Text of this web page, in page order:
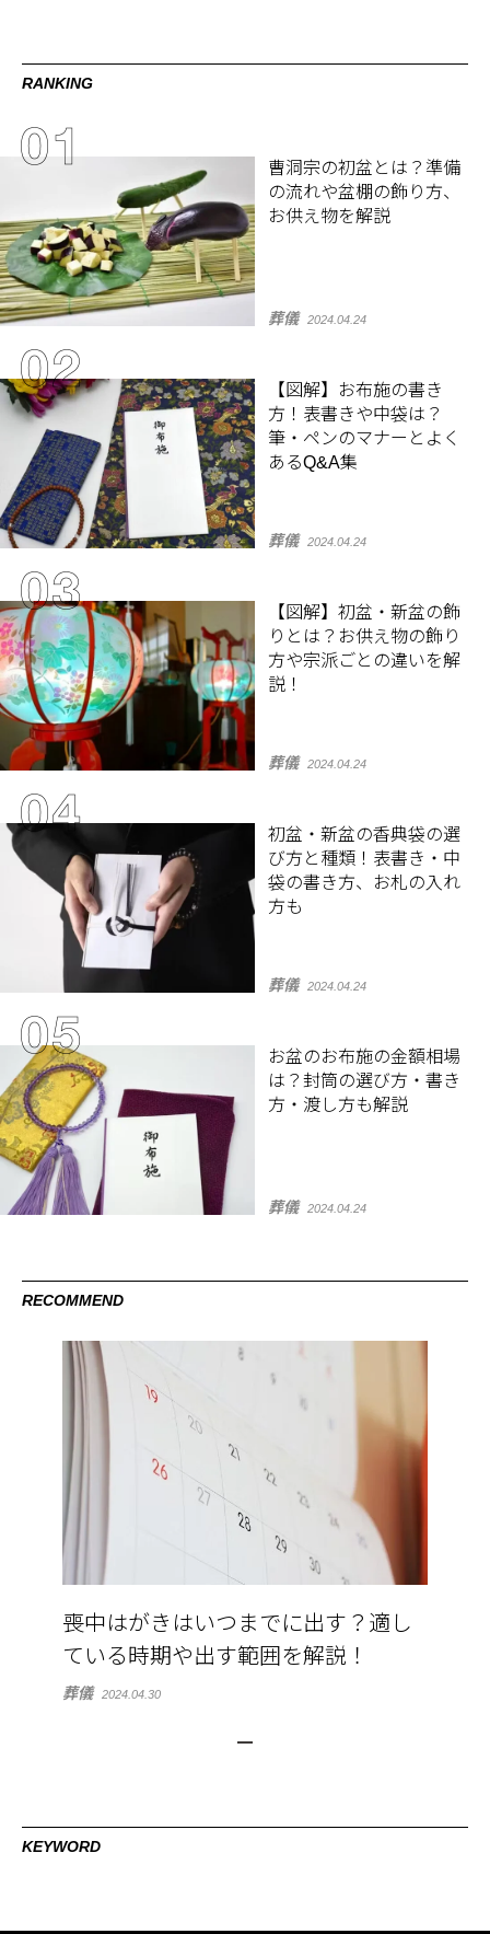
RANKING
曹洞宗の初盆とは？準備
の流れや盆棚の飾り方、
お供え物を解説
葬儀 2024.04.24
【図解】お布施の書き
方！表書きや中袋は？
筆・ペンのマナーとよく
あるQ&A集
葬儀 2024.04.24
【図解】初盆・新盆の飾
りとは？お供え物の飾り
方や宗派ごとの違いを解
説！
葬儀 2024.04.24
初盆・新盆の香典袋の選
び方と種類！表書き・中
袋の書き方、お札の入れ
方も
葬儀 2024.04.24
お盆のお布施の金額相場
は？封筒の選び方・書き
方・渡し方も解説
葬儀 2024.04.24
RECOMMEND
喪中はがきはいつまでに出す？適し
ている時期や出す範囲を解説！
葬儀 2024.04.30
KEYWORD